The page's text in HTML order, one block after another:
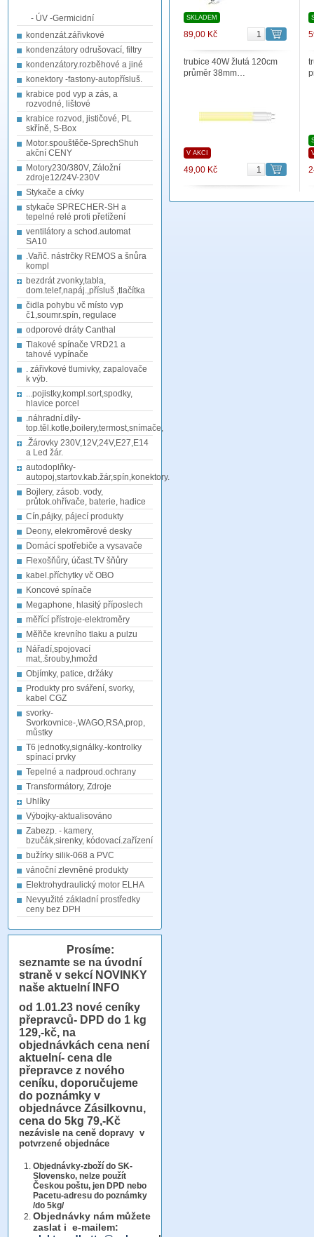
- ÚV -Germicidní
kondenzát.zářivkové
kondenzátory odrušovací, filtry
kondenzátory.rozběhové a jiné
konektory -fastony-autopřísluš.
krabice pod vyp a zás, a
rozvodné, lištové
krabice rozvod, jističové, PL
skříně, S-Box
Motor.spouštěče-SprechShuh
akční CENY
Motory230/380V, Záložní
zdroje12/24V-230V
Stykače a cívky
stykače SPRECHER-SH a
tepelné relé proti přetížení
ventilátory a schod.automat
SA10
.Vařič. nástrčky REMOS a šnůra
kompl
bezdrát zvonky,tabla,
dom.telef,napáj.,přísluš ,tlačítka
čidla pohybu vč místo vyp
č1,soumr.spín, regulace
odporové dráty Canthal
Tlakové spínače VRD21 a
tahové vypínače
. zářivkové tlumivky, zapalovače
k výb.
...pojistky,kompl.sort,spodky,
hlavice porcel
.náhradní.díly-
top.těl.kotle,boilery,termost,snímače,
.Žárovky 230V,12V,24V,E27,E14
a Led žár.
autodoplňky-
autopoj,startov.kab.žár,spín,konektory.
Bojlery, zásob. vody,
průtok.ohřívače, baterie, hadice
Cín,pájky, pájecí produkty
Deony, elekroměrové desky
Domácí spotřebiče a vysavače
Flexošňůry, účast.TV šňůry
kabel.příchytky vč OBO
Koncové spínače
Megaphone, hlasitý příposlech
měřící přístroje-elektroměry
Měřiče krevního tlaku a pulzu
Nářadí,spojovací
mat,.šrouby,hmožd
Objímky, patice, držáky
Produkty pro sváření, svorky,
kabel CGZ
svorky-
Svorkovnice-,WAGO,RSA,prop,
můstky
T6 jednotky,signálky.-kontrolky
spínací prvky
Tepelné a nadproud.ochrany
Transformátory, Zdroje
Uhlíky
Výbojky-aktualisováno
Zabezp. - kamery,
bzučák,sirenky, kódovací.zařízení
bužírky silik-068 a PVC
vánoční zlevněné produkty
Elektrohydraulický motor ELHA
Nevyužité základní prostředky
ceny bez DPH
Prosíme:
seznamte se na úvodní
straně v sekcí NOVINKY
naše aktuelní INFO
od 1.01.23 nové ceníky
přepravců- DPD do 1 kg
129,-kč, na
objednávkách cena není
aktuelní- cena dle
přepravce z nového
ceníku, doporučujeme
do poznámky v
objednávce Zásilkovnu,
cena do 5kg 79,-Kč
nezávisle na ceně dopravy v
potvrzené objednáce
Objednávky-zboží do SK-
Slovensko, nelze použít
Českou poštu, jen DPD nebo
Pacetu-adresu do poznámky
/do 5kg/
Objednávky nám můžete
zaslat i e-mailem:
SKLADEM
89,00 Kč
trubice 40W žlutá 120cm
průměr 38mm…
V AKCI
49,00 Kč